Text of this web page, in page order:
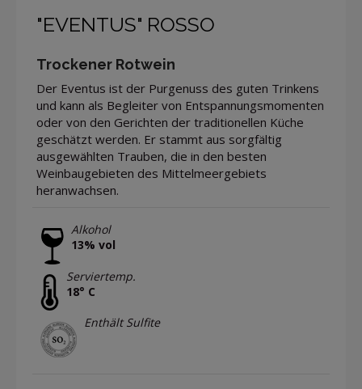
"EVENTUS" ROSSO
Trockener Rotwein
Der Eventus ist der Purgenuss des guten Trinkens
und kann als Begleiter von Entspannungsmomenten
oder von den Gerichten der traditionellen Küche
geschätzt werden. Er stammt aus sorgfältig
ausgewählten Trauben, die in den besten
Weinbaugebieten des Mittelmeergebiets
heranwachsen.
Alkohol
13% vol
Serviertemp.
18° C
Enthält Sulfite